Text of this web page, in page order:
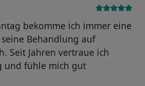
bekomme ich immer eine
Behandlung auf
Seit Jahren vertraue ich
und fühle mich gut